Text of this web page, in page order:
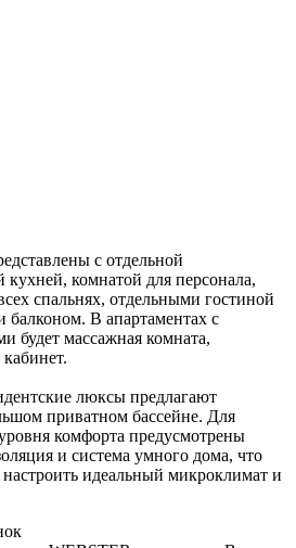
с отдельной
кухней, комнатой для персонала,
спальнях, отдельными гостиной
балконом. В апартаментах с
будет массажная комната,
люксы предлагают
приватном бассейне. Для
комфорта предусмотрены
и система умного дома, что
идеальный микроклимат и